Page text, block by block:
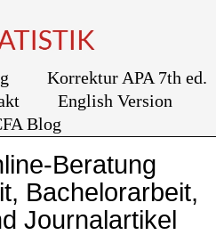
Korrektur APA 7th ed.
English Version
Blog
Beratung
Bachelorarbeit,
Journalartikel